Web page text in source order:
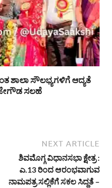
ಶಾಲಾ ಸೌಲಭ್ಯಗಳಿಗೆ ಆದ್ಯತೆ
ಸಲಹೆ
NEXT ARTICLE
ಶಿವಮೊಗ್ಗ ವಿಧಾನಸಭಾ ಕ್ಷೇತ್ರ :
ಎ.13 ರಿಂದ ಆರಂಭವಾಗುವ
ನಾಮಪತ್ರ ಸಲ್ಲಿಕೆಗೆ ಸಕಲ ಸಿದ್ದತೆ –